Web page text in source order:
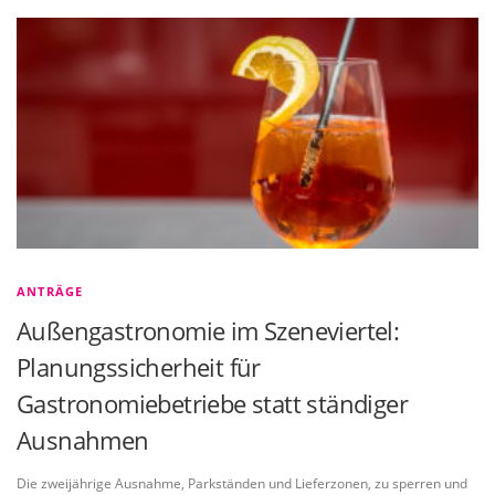
ANTRÄGE
Außengastronomie im Szeneviertel:
Planungssicherheit für
Gastronomiebetriebe statt ständiger
Ausnahmen
Die zweijährige Ausnahme, Parkständen und Lieferzonen, zu sperren und